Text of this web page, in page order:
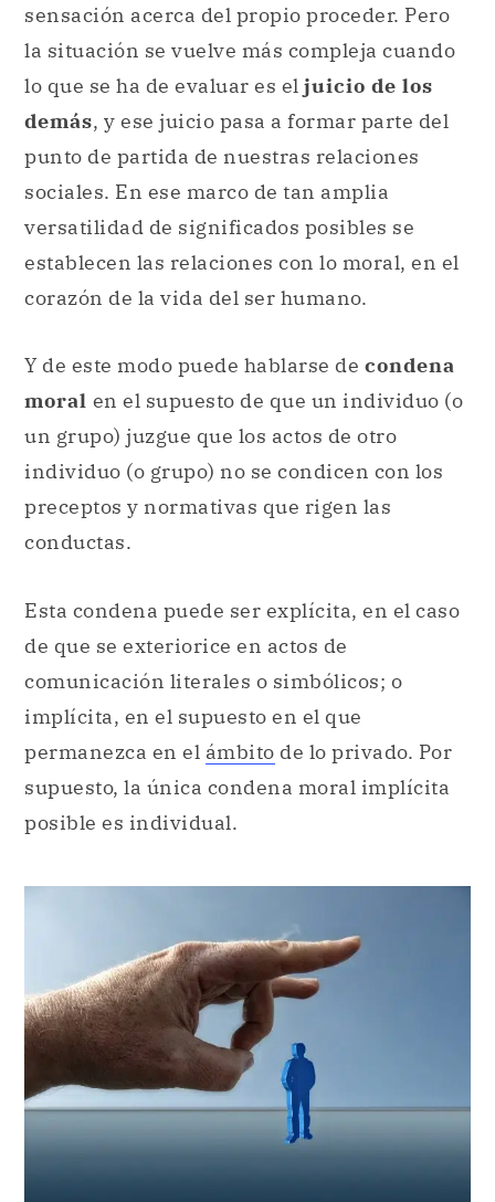
sensación acerca del propio proceder. Pero
la situación se vuelve más compleja cuando
lo que se ha de evaluar es el juicio de los
demás, y ese juicio pasa a formar parte del
punto de partida de nuestras relaciones
sociales. En ese marco de tan amplia
versatilidad de significados posibles se
establecen las relaciones con lo moral, en el
corazón de la vida del ser humano.
Y de este modo puede hablarse de condena
moral en el supuesto de que un individuo (o
un grupo) juzgue que los actos de otro
individuo (o grupo) no se condicen con los
preceptos y normativas que rigen las
conductas.
Esta condena puede ser explícita, en el caso
de que se exteriorice en actos de
comunicación literales o simbólicos; o
implícita, en el supuesto en el que
permanezca en el ámbito de lo privado. Por
supuesto, la única condena moral implícita
posible es individual.